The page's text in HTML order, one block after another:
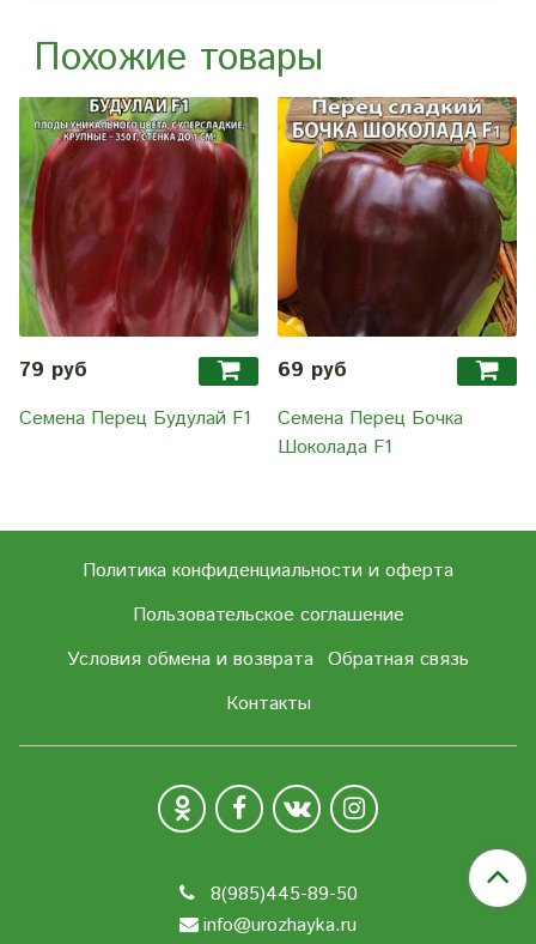
Похожие товары
79 руб
Семена Перец Будулай F1
69 руб
Семена Перец Бочка
Шоколада F1
Политика конфиденциальности и оферта
Пользовательское соглашение
Условия обмена и возврата Обратная связь
Контакты
8(985)445-89-50
info@urozhayka.ru